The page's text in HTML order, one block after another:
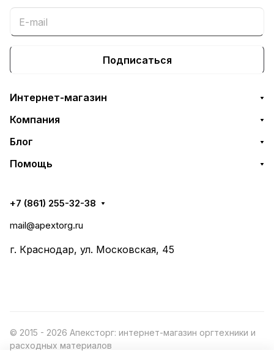
Подписаться
Интернет-магазин
Компания
Блог
Помощь
+7 (861) 255-32-38
mail@apextorg.ru
г. Краснодар, ул. Московская, 45
© 2015 - 2026 Апексторг: интернет-магазин оргтехники и
расходных материалов